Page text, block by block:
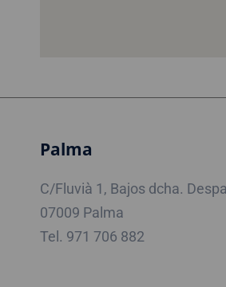
Palma
C/Fluvià 1, Bajos dcha.
07009 Palma
Tel. 971 706 882